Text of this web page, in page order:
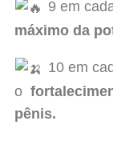
9 em
máximo da
10 em
o
pênis.